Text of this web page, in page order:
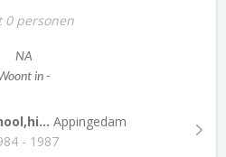
0 personen
NA
in -
Appingedam
- 1987